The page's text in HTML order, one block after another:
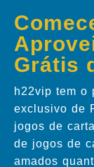
Grátis
h22vip tem o
exclusivo de
jogos de
de jogos de
amados